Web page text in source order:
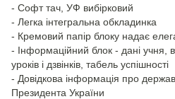
- Софт тач, УФ вибірковий
- Легка інтегральна обкладинка
- Кремовий папір блоку надає
- Інформаційний блок - дані учня,
уроків і дзвінків, табель успішності
- Довідкова інформація про
Президента України